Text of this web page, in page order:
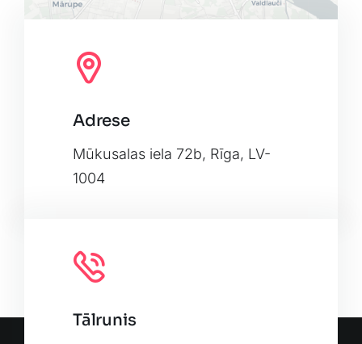
OpenStreetMap, under ODbL.
Adrese
Mūkusalas iela 72b, Rīga, LV-
1004
Tālrunis